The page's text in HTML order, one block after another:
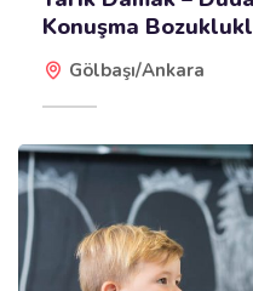
Konuşma
Gölbaşı/Ankara